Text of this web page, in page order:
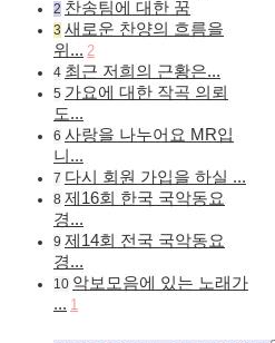
2 찬송팀에 대한 꿈
3 새로운 찬양의 흐름을
위... 2
4 최근 저희의 근황은...
5 가요에 대한 작곡 의뢰
도...
6 사랑을 나누어요 MR입
니...
7 다시 회원 가입을 하실 ...
8 제16회 한국 국악동요
경...
9 제14회 전국 국악동요
경...
10 악보모음에 있는 노래가
... 1